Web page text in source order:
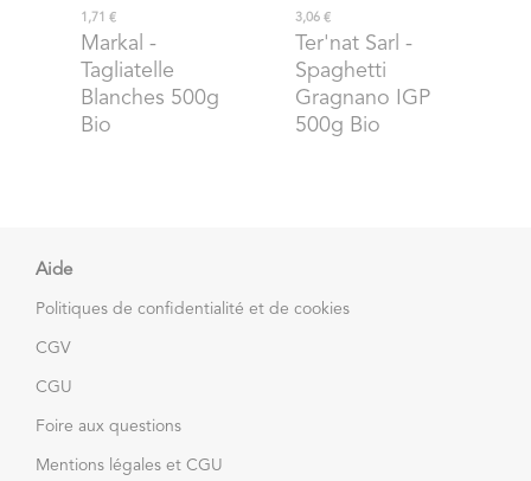
1,71 €
Markal -
Tagliatelle
Blanches 500g
Bio
3,06 €
Ter'nat Sarl -
Spaghetti
Gragnano IGP
500g Bio
Aide
Politiques de confidentialité et de cookies
CGV
CGU
Foire aux questions
Mentions légales et CGU